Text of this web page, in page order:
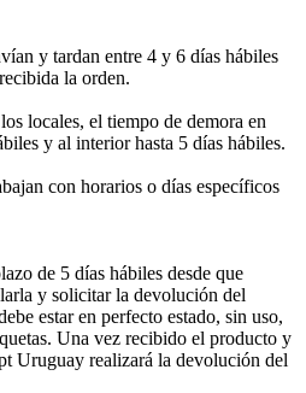
y tardan entre 4 y 6 días hábiles
la orden.
locales, el tiempo de demora en
y al interior hasta 5 días hábiles.
con horarios o días específicos
de 5 días hábiles desde que
y solicitar la devolución del
estar en perfecto estado, sin uso,
Una vez recibido el producto y
Uruguay realizará la devolución del